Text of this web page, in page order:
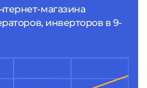
магазина
инверторов в 9-